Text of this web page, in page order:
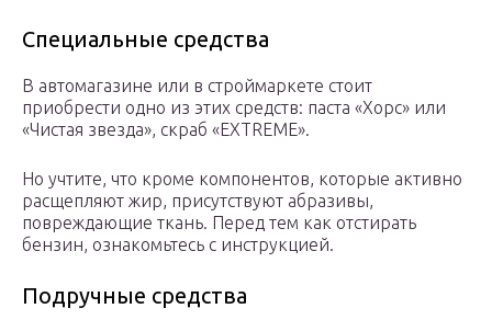
Специальные средства
В автомагазине или в строймаркете стоит
приобрести одно из этих средств: паста «Хорс» или
«Чистая звезда», скраб «EXTREME».
Но учтите, что кроме компонентов, которые активно
расщепляют жир, присутствуют абразивы,
повреждающие ткань. Перед тем как отстирать
бензин, ознакомьтесь с инструкцией.
Подручные средства